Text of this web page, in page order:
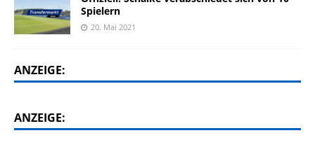
Spielern
20. Mai 2021
ANZEIGE:
ANZEIGE: